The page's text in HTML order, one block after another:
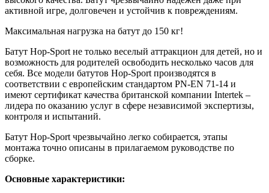
активной игре, долговечен и устойчив к повреждениям.
Максимальная нагрузка на батут до 150 кг!
Батут Hop-Sport не только веселый аттракцион для детей, но и
возможность для родителей освободить несколько часов для
себя. Все модели батутов Hop-Sport производятся в
соответствии с европейским стандартом PN-EN 71-14 и
имеют сертификат качества британской компании Intertek –
лидера по оказанию услуг в сфере независимой экспертизы,
контроля и испытаний.
Батут Hop-Sport чрезвычайно легко собирается, этапы
монтажа точно описаны в прилагаемом руководстве по
сборке.
Основные характеристики: